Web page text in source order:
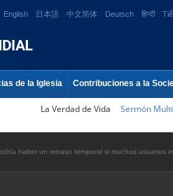
English 日本語 中文简体 Deutsch हिन्दी
de la Iglesia Contribuciones a la
La Verdad de Vida Sermón
haber un retraso temporal si muchos usuarios